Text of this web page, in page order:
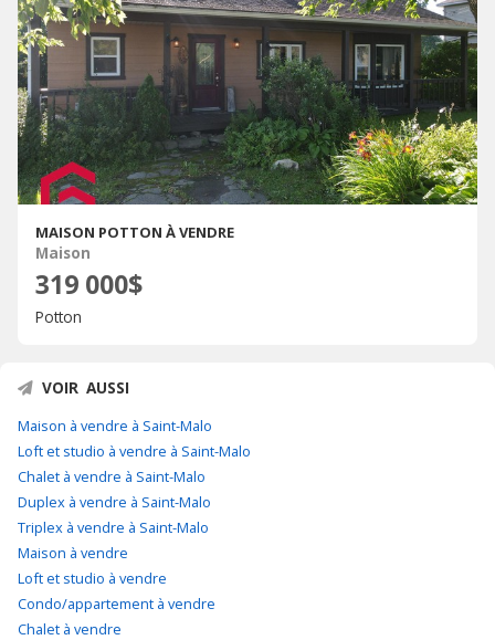
MAISON POTTON À VENDRE
Maison
319 000$
Potton
VOIR AUSSI
Maison à vendre à Saint-Malo
Loft et studio à vendre à Saint-Malo
Chalet à vendre à Saint-Malo
Duplex à vendre à Saint-Malo
Triplex à vendre à Saint-Malo
Maison à vendre
Loft et studio à vendre
Condo/appartement à vendre
Chalet à vendre